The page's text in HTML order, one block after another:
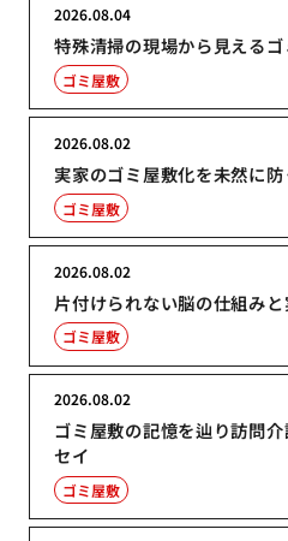
特殊清掃の現場から見える
2026.08.04
ゴミ屋敷
実家のゴミ屋敷化を未然に
2026.08.02
ゴミ屋敷
片付けられない脳の仕組み
2026.08.02
ゴミ屋敷
ゴミ屋敷の記憶を辿り訪問
セイ
2026.08.02
ゴミ屋敷